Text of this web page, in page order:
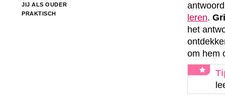
JIJ ALS OUDER
PRAKTISCH
leren.
het
om hem